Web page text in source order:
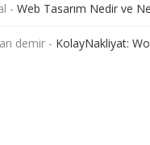
- Web Tasarım Nedir ve
demir - KolayNakliyat: